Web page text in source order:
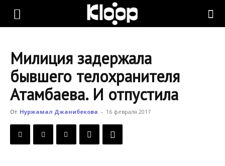
KLOOP.KG
Новости
Кыргызстана
Милиция задержала
бывшего телохранителя
Атамбаева. И отпустила
От Нуржамал Джанибекова - 16 февраля 2017